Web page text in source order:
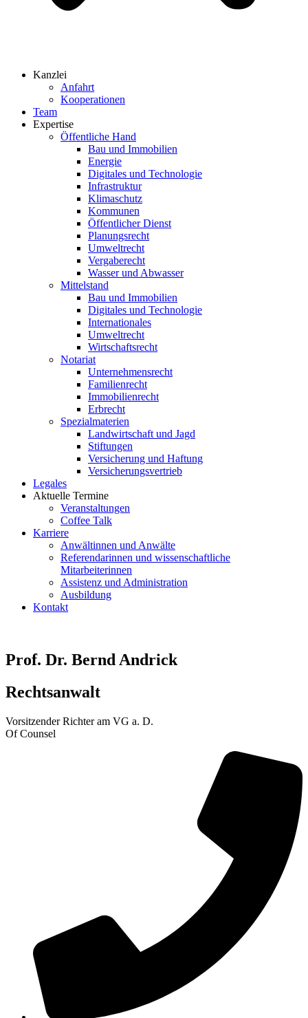
Kanzlei
Anfahrt
Kooperationen
Team
Expertise
Öffentliche Hand
Bau und Immobilien
Energie
Digitales und Technologie
Infrastruktur
Klimaschutz
Kommunen
Öffentlicher Dienst
Planungsrecht
Umweltrecht
Vergaberecht
Wasser und Abwasser
Mittelstand
Bau und Immobilien
Digitales und Technologie
Internationales
Umweltrecht
Wirtschaftsrecht
Notariat
Unternehmensrecht
Familienrecht
Immobilienrecht
Erbrecht
Spezialmaterien
Landwirtschaft und Jagd
Stiftungen
Versicherung und Haftung
Versicherungsvertrieb
Legales
Aktuelle Termine
Veranstaltungen
Coffee Talk
Karriere
Anwältinnen und Anwälte
Referendarinnen und wissenschaftliche
Mitarbeiterinnen
Assistenz und Administration
Ausbildung
Kontakt
Prof. Dr. Bernd Andrick
Rechtsanwalt
Vorsitzender Richter am VG a. D.
Of Counsel